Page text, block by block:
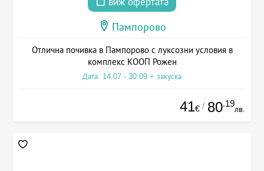
Пампорово
Отлична почивка в Пампорово с луксозни условия в
комплекс КООП Рожен
Дата: 14.07 - 30.09 + закуска
41€ / 80.19
лв.